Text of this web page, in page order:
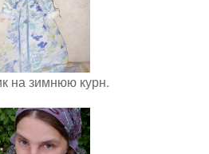
на зимнюю курн.